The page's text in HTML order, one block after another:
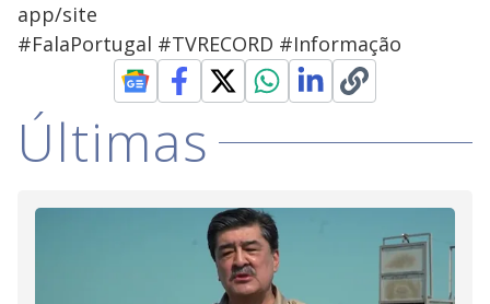
app/site
#FalaPortugal #TVRECORD #Informação
Últimas